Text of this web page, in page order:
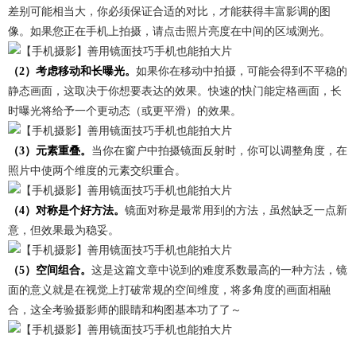
差别可能相当大，你必须保证合适的对比，才能获得丰富影调的图
像。如果您正在手机上拍摄，请点击照片亮度在中间的区域测光。
（2）考虑移动和长曝光。 如果你在移动中拍摄，可能会得到不平稳的
静态画面，这取决于你想要表达的效果。快速的快门能定格画面，长
时曝光将给予一个更动态（或更平滑）的效果。
（3）元素重叠。 当你在窗户中拍摄镜面反射时，你可以调整角度，在
照片中使两个维度的元素交织重合。
（4）对称是个好方法。 镜面对称是最常用到的方法，虽然缺乏一点新
意，但效果最为稳妥。
（5）空间组合。 这是这篇文章中说到的难度系数最高的一种方法，镜
面的意义就是在视觉上打破常规的空间维度，将多角度的画面相融
合，这全考验摄影师的眼睛和构图基本功了了～